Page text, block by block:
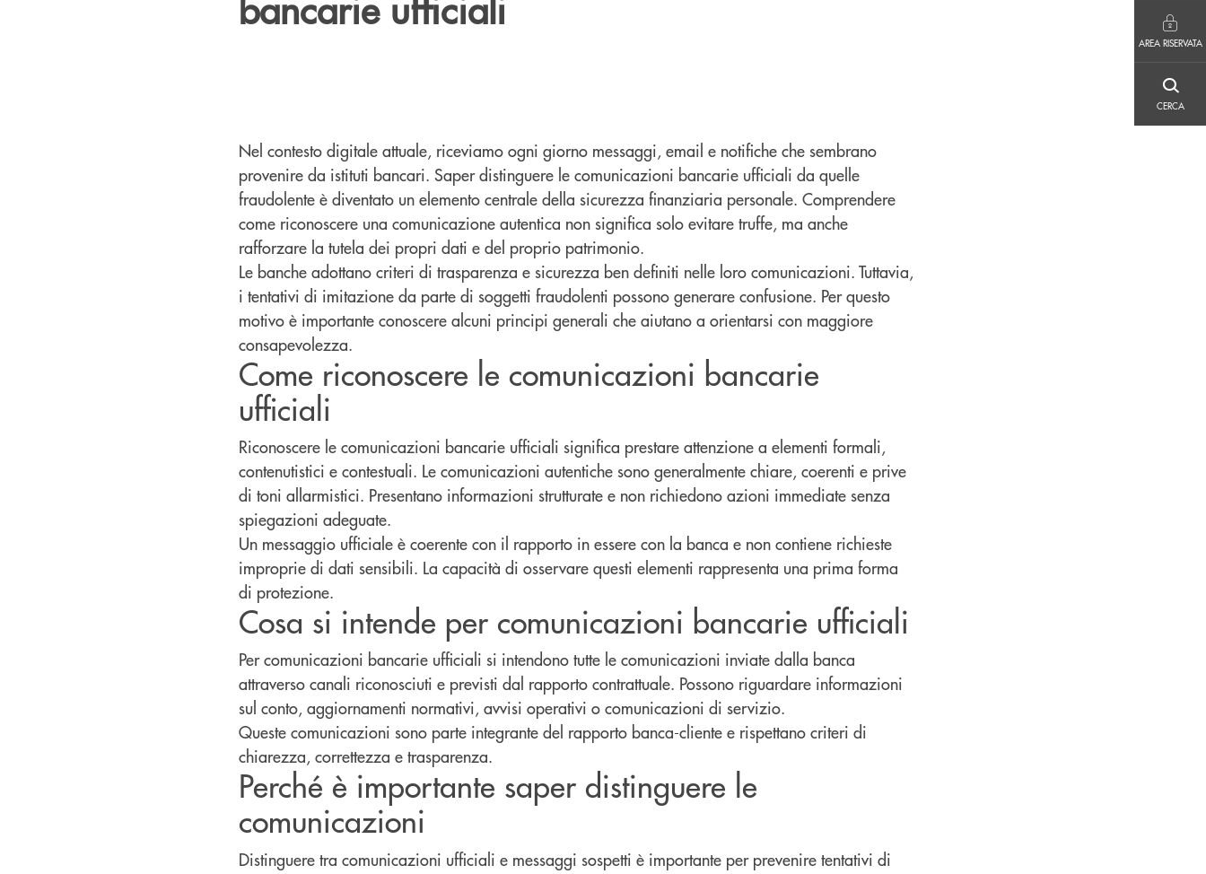
AREA RISERVATA
CERCA
Nel contesto digitale attuale, riceviamo ogni giorno messaggi, email e notifiche che sembrano
provenire da istituti bancari. Saper distinguere le comunicazioni bancarie ufficiali da quelle
fraudolente è diventato un elemento centrale della sicurezza finanziaria personale. Comprendere
come riconoscere una comunicazione autentica non significa solo evitare truffe, ma anche
rafforzare la tutela dei propri dati e del proprio patrimonio.
Le banche adottano criteri di trasparenza e sicurezza ben definiti nelle loro comunicazioni. Tuttavia,
i tentativi di imitazione da parte di soggetti fraudolenti possono generare confusione. Per questo
motivo è importante conoscere alcuni principi generali che aiutano a orientarsi con maggiore
consapevolezza.
Come riconoscere le comunicazioni bancarie
ufficiali
Riconoscere le comunicazioni bancarie ufficiali significa prestare attenzione a elementi formali,
contenutistici e contestuali. Le comunicazioni autentiche sono generalmente chiare, coerenti e prive
di toni allarmistici. Presentano informazioni strutturate e non richiedono azioni immediate senza
spiegazioni adeguate.
Un messaggio ufficiale è coerente con il rapporto in essere con la banca e non contiene richieste
improprie di dati sensibili. La capacità di osservare questi elementi rappresenta una prima forma
di protezione.
Cosa si intende per comunicazioni bancarie ufficiali
Per comunicazioni bancarie ufficiali si intendono tutte le comunicazioni inviate dalla banca
attraverso canali riconosciuti e previsti dal rapporto contrattuale. Possono riguardare informazioni
sul conto, aggiornamenti normativi, avvisi operativi o comunicazioni di servizio.
Queste comunicazioni sono parte integrante del rapporto banca-cliente e rispettano criteri di
chiarezza, correttezza e trasparenza.
Perché è importante saper distinguere le
comunicazioni
Distinguere tra comunicazioni ufficiali e messaggi sospetti è importante per prevenire tentativi di